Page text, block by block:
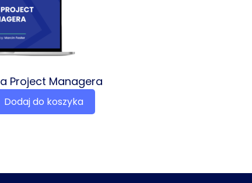
Project Managera
Dodaj do koszyka